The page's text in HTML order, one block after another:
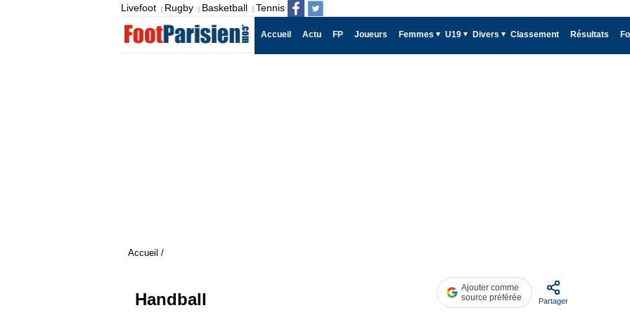
Livefoot | Rugby | Basketball | Tennis
Accueil Actu FP Joueurs Femmes U19 Divers Classement Résultats
Accueil /
Handball
Ajouter comme
source préférée
Partager